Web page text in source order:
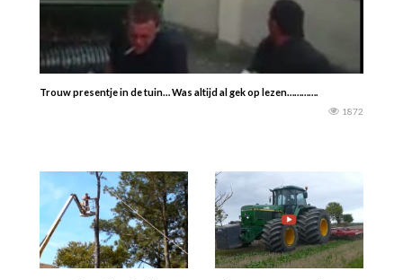
Trouw presentje in de tuin… Was altijd al gek op lezen………….
1872